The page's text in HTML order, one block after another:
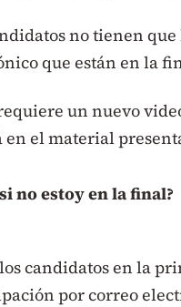
no tienen
que están en la
un nuevo
en el material
no estoy en la final?
candidatos en la
por correo